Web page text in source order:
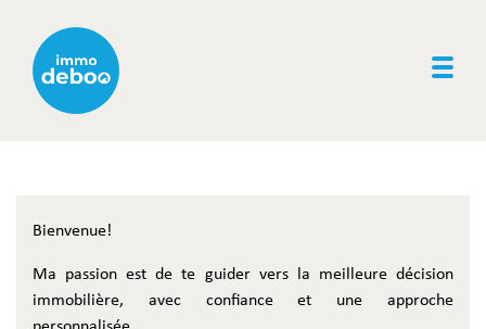
Bienvenue!
Ma passion est de te guider vers la meilleure décision
immobilière, avec confiance et une approche